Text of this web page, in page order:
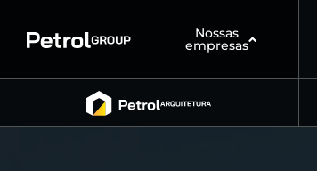
Nossas
empresas